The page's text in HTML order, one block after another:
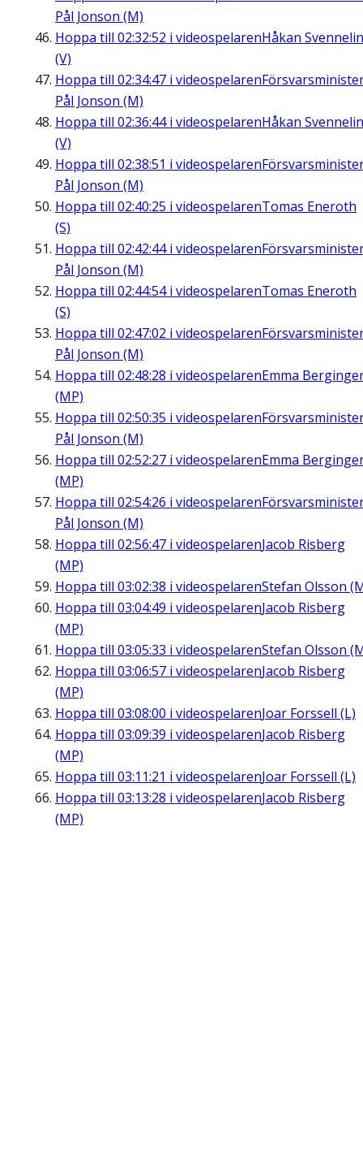
Pål Jonson (M)
Hoppa till 02:32:52 i videospelarenHåkan
(V)
Hoppa till 02:34:47 i videospelaren
Pål Jonson (M)
Hoppa till 02:36:44i videospelarenHåkan
(V)
Hoppa till 02:38:51 i videospelaren
Pål Jonson (M)
Hoppa till 02:40:25 i videospelarenTomas Eneroth
(S)
Hoppa till 02:42:44i videospelaren
Pål Jonson (M)
Hoppa till 02:44:54i videospelarenTomas Eneroth
(S)
Hoppa till 02:47:02 i videospelaren
Pål Jonson (M)
Hoppa till 02:48:28 i videospelarenEmma
(MP)
Hoppa till 02:50:35 i videospelaren
Pål Jonson (M)
Hoppa till 02:52:27 i videospelarenEmma
(MP)
Hoppa till 02:54:26 i videospelaren
Pål Jonson (M)
Hoppa till 02:56:47 i videospelarenJacob Risberg
(MP)
Hoppa till 03:02:38 i videospelarenStefan Olsson
Hoppa till 03:04:49 i videospelarenJacob Risberg
(MP)
Hoppa till 03:05:33 i videospelarenStefan Olsson
Hoppa till 03:06:57 i videospelarenJacob Risberg
(MP)
Hoppa till 03:08:00 i videospelarenJoar Forssell (L)
Hoppa till 03:09:39 i videospelarenJacob Risberg
(MP)
Hoppa till 03:11:21 i videospelarenJoar Forssell (L)
Hoppa till 03:13:28 i videospelarenJacob Risberg
(MP)